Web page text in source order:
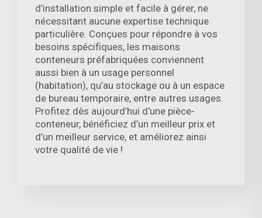
d’installation simple et facile à gérer, ne
nécessitant aucune expertise technique
particulière. Conçues pour répondre à vos
besoins spécifiques, les maisons
conteneurs préfabriquées conviennent
aussi bien à un usage personnel
(habitation), qu’au stockage ou à un espace
de bureau temporaire, entre autres usages.
Profitez dès aujourd’hui d’une pièce-
conteneur, bénéficiez d’un meilleur prix et
d’un meilleur service, et améliorez ainsi
votre qualité de vie !